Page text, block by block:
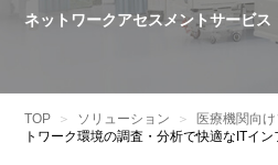
ネットワークアセスメントサービス
TOP ソリューション 医療機関向
トワーク環境の調査・分析で快適なITイ